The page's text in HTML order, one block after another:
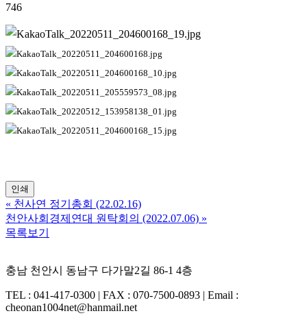
746
인쇄
« 천사연 정기총회 (22.02.16)
천안사회경제연대 원탁회의 (2022.07.06) »
목록보기
충남 천안시 동남구 다가말2길 86-1 4층
TEL : 041-417-0300 | FAX : 070-7500-0893 | Email :
cheonan1004net@hanmail.net